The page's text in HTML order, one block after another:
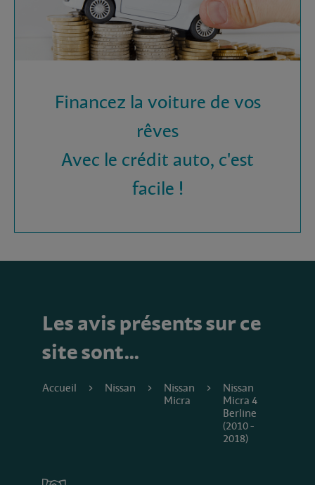
Financez la voiture de vos
rêves
Avec le crédit auto, c'est
facile !
Les avis présents sur ce
site sont…
Accueil Nissan
Nissan
Micra
Nissan
Micra 4
Berline
(2010 -
2018)